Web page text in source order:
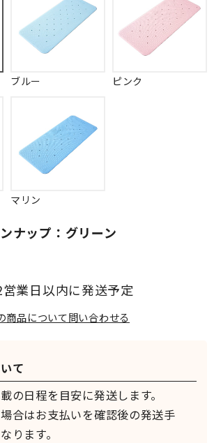
営業日以内に発送予定
ブルー ピンク
マリン
ナップ：グリーン
商品について問い合わせる
て
の日程を目安に発送します。
合はお支払いを確認後の発送手
ります。